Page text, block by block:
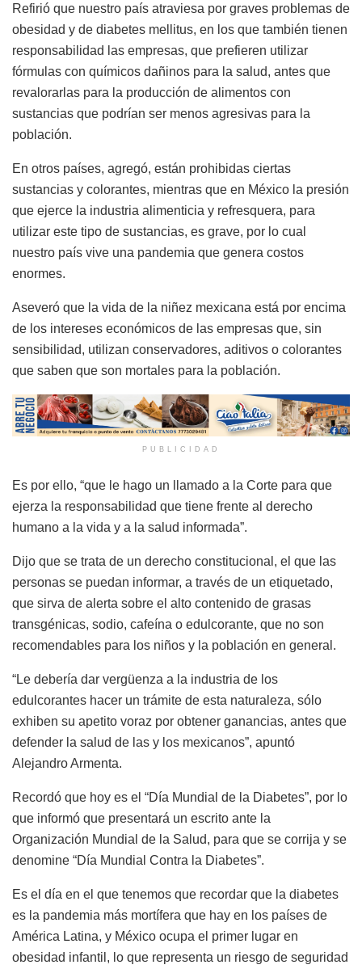
Refirió que nuestro país atraviesa por graves problemas de
obesidad y de diabetes mellitus, en los que también tienen
responsabilidad las empresas, que prefieren utilizar
fórmulas con químicos dañinos para la salud, antes que
revalorarlas para la producción de alimentos con
sustancias que podrían ser menos agresivas para la
población.
En otros países, agregó, están prohibidas ciertas
sustancias y colorantes, mientras que en México la presión
que ejerce la industria alimenticia y refresquera, para
utilizar este tipo de sustancias, es grave, por lo cual
nuestro país vive una pandemia que genera costos
enormes.
Aseveró que la vida de la niñez mexicana está por encima
de los intereses económicos de las empresas que, sin
sensibilidad, utilizan conservadores, aditivos o colorantes
que saben que son mortales para la población.
PUBLICIDAD
Es por ello, “que le hago un llamado a la Corte para que
ejerza la responsabilidad que tiene frente al derecho
humano a la vida y a la salud informada”.
Dijo que se trata de un derecho constitucional, el que las
personas se puedan informar, a través de un etiquetado,
que sirva de alerta sobre el alto contenido de grasas
transgénicas, sodio, cafeína o edulcorante, que no son
recomendables para los niños y la población en general.
“Le debería dar vergüenza a la industria de los
edulcorantes hacer un trámite de esta naturaleza, sólo
exhiben su apetito voraz por obtener ganancias, antes que
defender la salud de las y los mexicanos”, apuntó
Alejandro Armenta.
Recordó que hoy es el “Día Mundial de la Diabetes”, por lo
que informó que presentará un escrito ante la
Organización Mundial de la Salud, para que se corrija y se
denomine “Día Mundial Contra la Diabetes”.
Es el día en el que tenemos que recordar que la diabetes
es la pandemia más mortífera que hay en los países de
América Latina, y México ocupa el primer lugar en
obesidad infantil, lo que representa un riesgo de seguridad